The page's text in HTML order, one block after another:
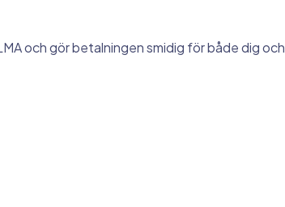
och gör betalningen smidig för både dig och